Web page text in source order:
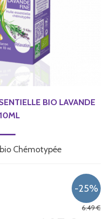
BIO LAVANDE
Chémotypée
6.49€